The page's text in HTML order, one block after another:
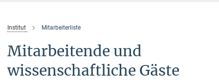
Institut Mitarbeiterliste
Mitarbeitende und
wissenschaftliche Gäste